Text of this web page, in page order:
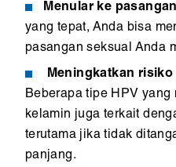
Menular ke
yang tepat, Anda bisa
pasangan seksual Anda
Meningkatkan
Beberapa tipe HPV yang
kelamin juga terkait
terutama jika tidak
panjang.